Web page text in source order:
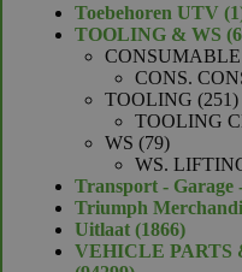
Toebehoren UTV 1
TOOLING & WS
CONSUMABLE
CONS.
TOOLING 251
TOOLING
WS 7979
producten
WS.
Transport - Garage
Triumph
Uitlaat 18661866
VEHICLE PARTS